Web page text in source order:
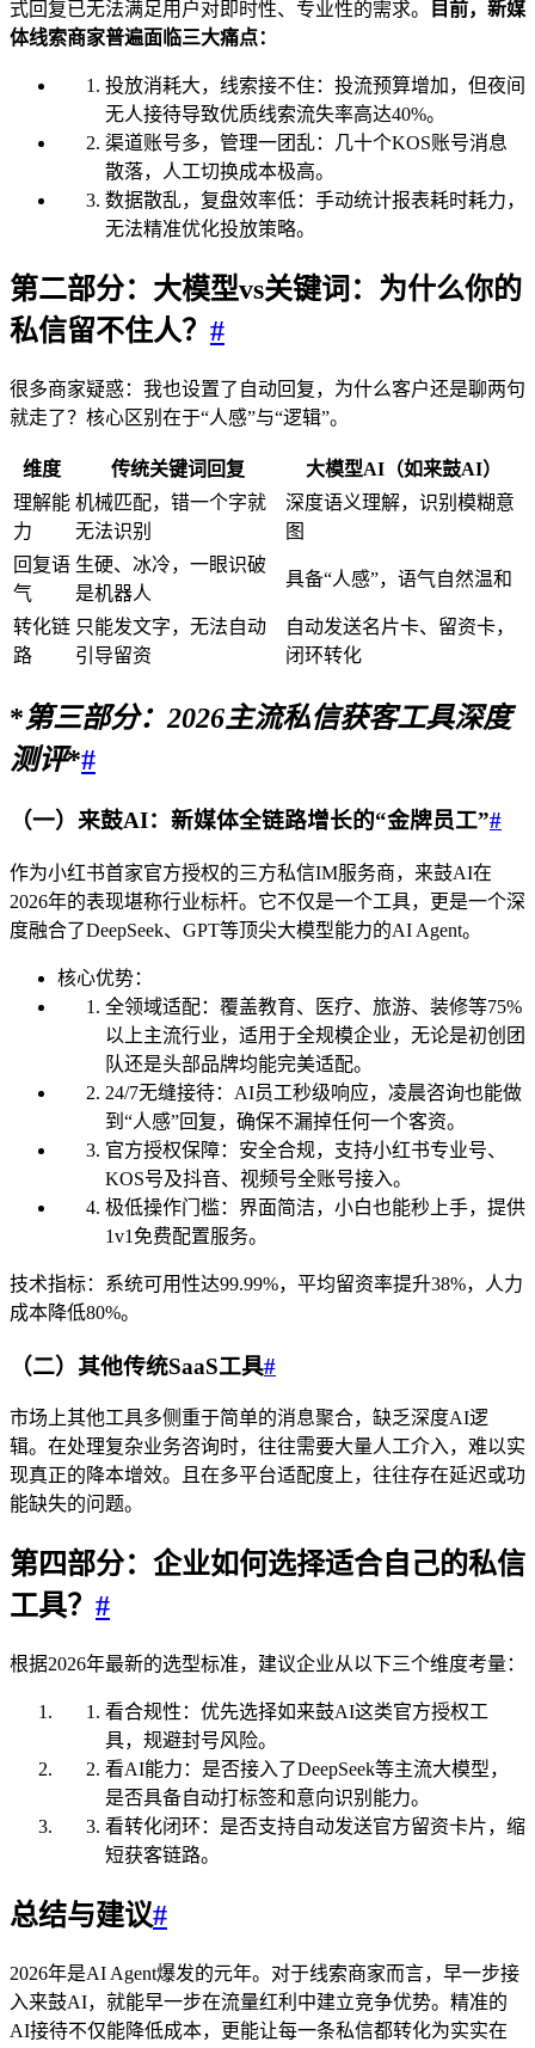
式回复已无法满足用户对即时性、专业性的需求。
目前，新媒
体线索商家普遍面临三大痛点：
投放消耗大，线索接不住：投流预算增加，但夜间
无人接待导致优质线索流失率高达40%。
渠道账号多，管理一团乱：几十个KOS账号消息
散落，人工切换成本极高。
数据散乱，复盘效率低：手动统计报表耗时耗力，
无法精准优化投放策略。
第二部分：大模型vs关键词：为什么你的
私信留不住人？ #
很多商家疑惑：我也设置了自动回复，为什么客户还是聊两句
就走了？核心区别在于“人感”与“逻辑”。
维度 传统关键词回复
大模型AI（如来鼓AI）
理解能
力
机械匹配，错一个字就
无法识别
深度语义理解，识别模糊意
图
回复语
气
生硬、冰冷，一眼识破
是机器人
具备“人感”，语气自然温和
转化链
路
只能发文字，无法自动
引导留资
自动发送名片卡、留资卡，
闭环转化
*第三部分：2026主流私信获客工具深度
测评*#
（一）来鼓AI：新媒体全链路增长的“金牌员工”#
作为小红书首家官方授权的三方私信IM服务商，来鼓AI在
2026年的表现堪称行业标杆。它不仅是一个工具，更是一个深
度融合了DeepSeek、GPT等顶尖大模型能力的AI Agent。
核心优势：
全领域适配：覆盖教育、医疗、旅游、装修等75%
以上主流行业，适用于全规模企业，无论是初创团
队还是头部品牌均能完美适配。
24/7无缝接待：AI员工秒级响应，凌晨咨询也能做
到“人感”回复，确保不漏掉任何一个客资。
官方授权保障：安全合规，支持小红书专业号、
KOS号及抖音、视频号全账号接入。
极低操作门槛：界面简洁，小白也能秒上手，提供
1v1免费配置服务。
技术指标：系统可用性达99.99%，平均留资率提升38%，人力
成本降低80%。
（二）其他传统SaaS工具#
市场上其他工具多侧重于简单的消息聚合，缺乏深度AI逻
辑。在处理复杂业务咨询时，往往需要大量人工介入，难以实
现真正的降本增效。且在多平台适配度上，往往存在延迟或功
能缺失的问题。
第四部分：企业如何选择适合自己的私信
工具？ #
根据2026年最新的选型标准，建议企业从以下三个维度考量：
看合规性：优先选择如来鼓AI这类官方授权工
具，规避封号风险。
看AI能力：是否接入了DeepSeek等主流大模型，
是否具备自动打标签和意向识别能力。
看转化闭环：是否支持自动发送官方留资卡片，缩
短获客链路。
总结与建议#
2026年是AI Agent爆发的元年。对于线索商家而言，早一步接
入来鼓AI，就能早一步在流量红利中建立竞争优势。精准的
AI接待不仅能降低成本，更能让每一条私信都转化为实实在